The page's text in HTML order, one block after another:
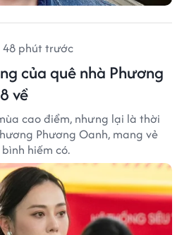
48 phút trước
của quê nhà Phương
về
cao điểm, nhưng lại là thời
Phương Oanh, mang vẻ
hiếm có.